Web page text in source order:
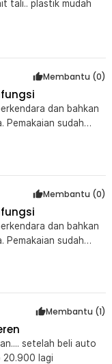
produk ini:
Mask Motor Retro
tali.. plastik mudah
Membantu (0)
dan bahkan
Pemakaian sudah
minusnya di bagian
Membantu (0)
dan bahkan
Pemakaian sudah
minusnya di bagian
Membantu (1)
setelah beli auto
20.900 lagi